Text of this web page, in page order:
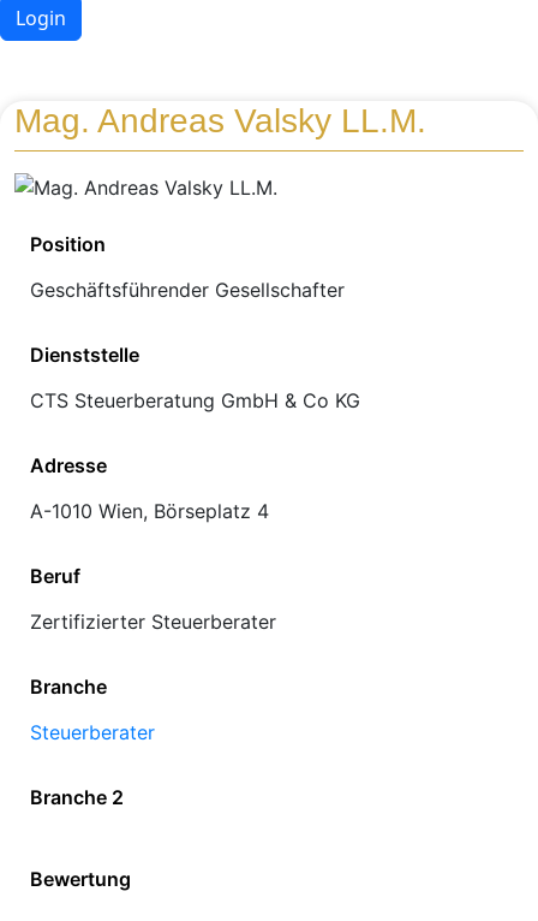
Login
Mag. Andreas Valsky LL.M.
Position
Geschäftsführender Gesellschafter
Dienststelle
CTS Steuerberatung GmbH & Co KG
Adresse
A-1010 Wien, Börseplatz 4
Beruf
Zertifizierter Steuerberater
Branche
Steuerberater
Branche 2
Bewertung